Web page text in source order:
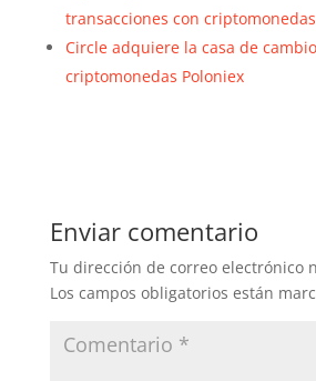
transacciones con criptomonedas
Circle adquiere la casa de
criptomonedas Poloniex
Enviar comentario
Tu dirección de correo electrónico
Los campos obligatorios están